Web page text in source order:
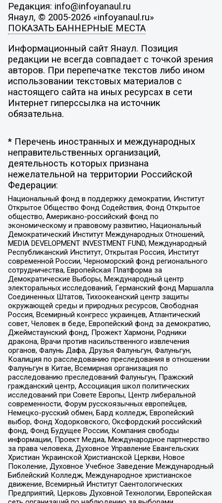
Редакция: info@infoyanaul.ru
Янаул, © 2005-2026 «infoyanaul.ru»
ПОКАЗАТЬ БАННЕРНЫЕ МЕСТА
Информационный сайт Янаул. Позиция
редакции не всегда совпадает с точкой зрения
авторов. При перепечатке текстов либо ином
использовании текстовых материалов с
настоящего сайта на иных ресурсах в сети
Интернет гиперссылка на источник
обязательна.
* Перечень иностранных и международных
неправительственных организаций,
деятельность которых признана
нежелательной на территории Российской
Федерации:
Национальный фонд в поддержку демократии, Институт
Открытое Общество Фонд Содействия, Фонд Открытое
общество, Американо-российский фонд по
экономическому и правовому развитию, Национальный
Демократический Институт Международных Отношений,
MEDIA DEVELOPMENT INVESTMENT FUND, Международный
Республиканский Институт, Открытая Россия, Институт
современной России, Черноморский фонд регионального
сотрудничества, Европейская Платформа за
Демократические Выборы, Международный центр
электоральных исследований, Германский фонд Маршалла
Соединенных Штатов, Тихоокеанский центр защиты
окружающей среды и природных ресурсов, Свободная
Россия, Всемирный конгресс украинцев, Атлантический
совет, Человек в беде, Европейский фонд за демократию,
Джеймстаунский фонд, Прожект Хармони, Родники
дракона, Врачи против насильственного извлечения
органов, Фалунь Дафа, Друзья Фалуньгун, Фалуньгун,
Коалиция по расследованию преследования в отношении
Фалуньгун в Китае, Всемирная организация по
расследованию преследований Фалуньгун, Пражский
гражданский центр, Ассоциация школ политических
исследований при Совете Европы, Центр либеральной
современности, Форум русскоязычных европейцев,
Немецко-русский обмен, Бард колледж, Европейский
выбор, Фонд Ходорковского, Оксфордский российский
фонд, Фонд Будущее России, Компания свободы
информации, Проект Медиа, Международное партнерство
за права человека, Духовное Управление Евангельских
Христиан Украинской Христианской Церкви, Новое
Поколение, Духовное Учебное Заведение Международный
Библейский Колледж, Международное христианское
движение, Всемирный Институт Саентологических
Предприятий, Церковь Духовной Технологии, Европейская